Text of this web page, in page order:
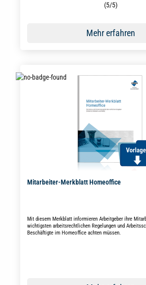
Durchschnittliche Bewertung von 5 von 5
(5/5)
Mehr erfahren
Mitarbeiter-Merkblatt Homeoffice
Mit diesem Merkblatt informieren Arbeitgeber ihre
wichtigsten arbeitsrechtlichen Regelungen und
Beschäftigte im Homeoffice achten müssen.